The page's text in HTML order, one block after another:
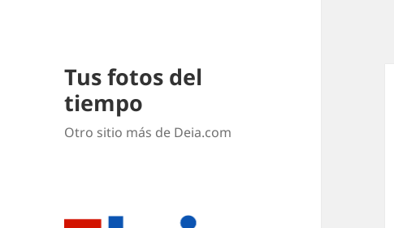
Tus fotos del
tiempo
Otro sitio más de Deia.com